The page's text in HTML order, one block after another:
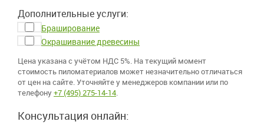
Дополнительные услуги:
Браширование
Окрашивание древесины
Цена указана с учётом НДС 5%. На текущий момент
стоимость пиломатериалов может незначительно отличаться
от цен на сайте. Уточняйте у менеджеров компании или по
телефону+7 (495) 275-14-14.
Консультация онлайн: